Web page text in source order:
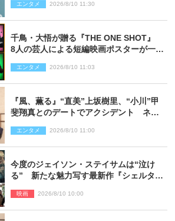
エンタメ 2026/8/10 11:30
千鳥・大悟が贈る『THE ONE SHOT』
8人の芸人による短編映画ポスターが一挙
エンタメ 2026/8/10 11:03
『風、薫る』“直美”上坂樹里、“小川”甲
斐翔真とのデートでアクシデント ネッ
エンタメ 2026/8/10 11:00
今度のジェイソン・ステイサムは“泣け
る” 新たな魅力写す最新作『シェルタ
映画 2026/8/10 10:00